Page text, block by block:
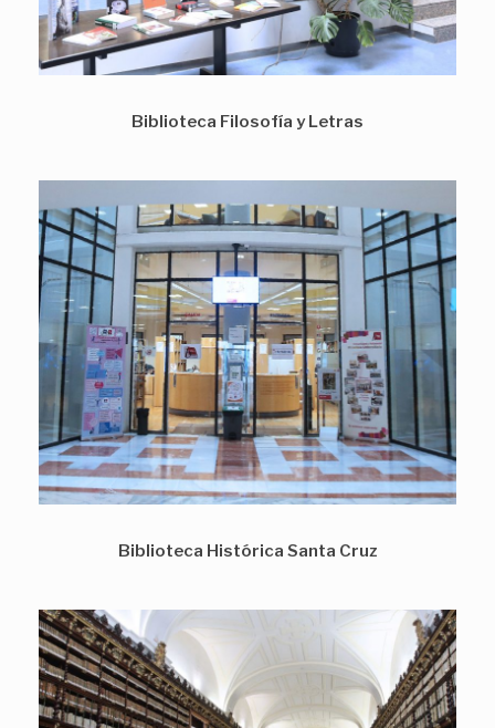
Biblioteca Filosofía y Letras
Biblioteca Histórica Santa Cruz